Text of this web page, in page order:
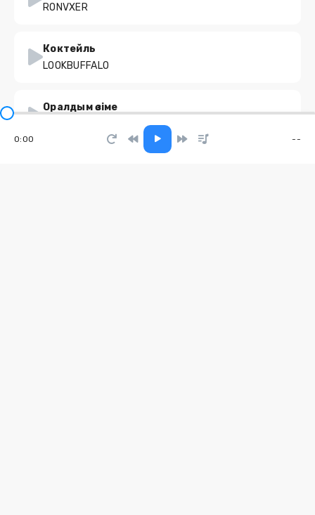
RONVXER
Коктейль
LOOKBUFFALO
Оралдым өзіме
0:00 --